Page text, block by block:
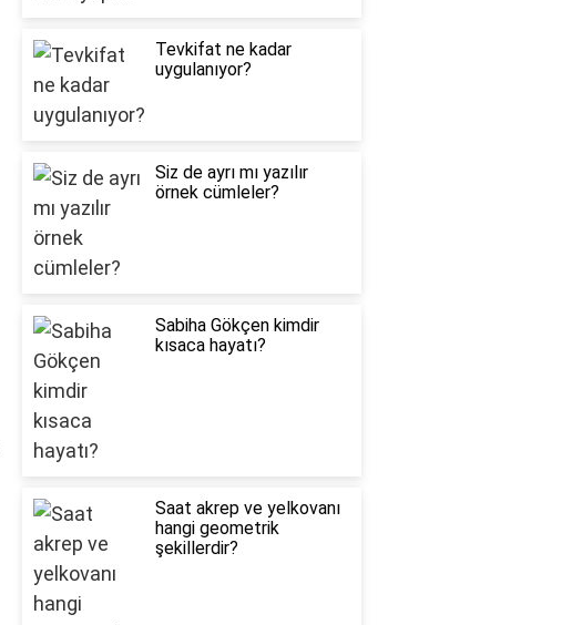
Tevkifat ne kadar
uygulanıyor?
Siz de ayrı mı yazılır
örnek cümleler?
Sabiha Gökçen kimdir
kısaca hayatı?
Saat akrep ve yelkovanı
hangi geometrik
şekillerdir?